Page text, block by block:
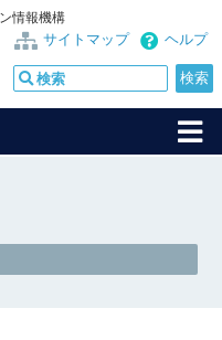
情報機構
ヘルプ
サイトマップ